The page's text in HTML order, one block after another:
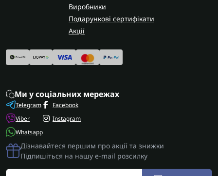
Виробники
Подарункові сертифікати
Акції
Ми у соціальних мережах
Telegram
Viber
Whatsapp
Facebook
Instagram
Дізнавайтеся першим про акції та знижки
Підпишіться на нашу e-mail розсилку